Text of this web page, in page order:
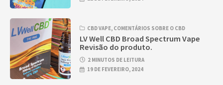
CBD VAPE, COMENTÁRIOS SOBRE O CBD
LV Well CBD Broad Spectrum Vape
Revisão do produto.
2 MINUTOS DE LEITURA
19 DE FEVEREIRO, 2024